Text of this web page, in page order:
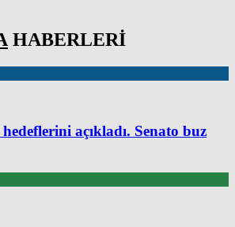
HABERLERİ
açıkladı. Senato buz